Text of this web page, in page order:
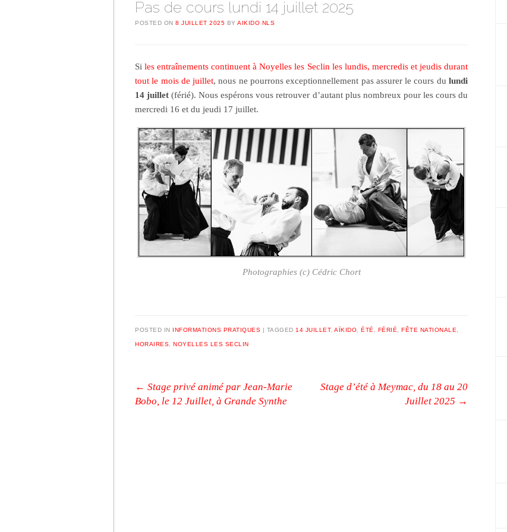
Pas de cours lundi 14 juillet 2025
POSTED ON 8 JUILLET 2025 BY AIKIDO NLS
Siles entraînements continuent à Noyelles les Seclin les lundis, mercredis et jeudis durant
tout le mois de juillet, nous ne pourrons exceptionnellement pas assurer le cours dulundi
14 juillet (férié). Nous espérons vous retrouver d’autant plus nombreux pour les cours du
mercredi 16 et du jeudi 17 juillet.
Photographies (c) Cédric Chort
POSTED IN INFORMATIONS PRATIQUES | TAGGED 14 JUILLET, AÏKIDO ÉTÉ FÉRIÉ FÊTE NATIONALE
HORAIRES NOYELLES LES SECLIN
Post navigation
← Stage privé animé par Jean-Marie
Bobo, le 12 Juillet, à Grande Synthe
Stage d’été à Meymac, du 18 au 20
Juillet 2025 →